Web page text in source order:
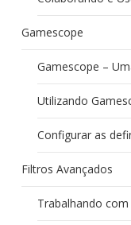
Gamescope
Gamescope –
Utilizando
Configurar as
Filtros Avançados
Trabalhando